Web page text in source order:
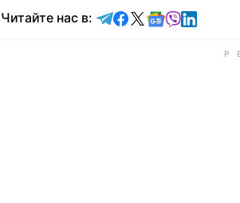
Читайте нас в: Читайте в Telegram
Читайте в
Читайте в X
Читайте в
Читайте